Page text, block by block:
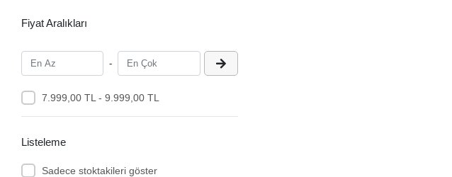
Fiyat Aralıkları
-
7.999,00 TL - 9.999,00 TL
Listeleme
Sadece stoktakileri göster